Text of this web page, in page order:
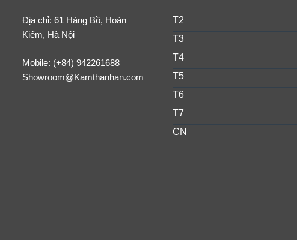
Địa chỉ: 61 Hàng Bồ, Hoàn
Kiếm, Hà Nội
Mobile: (+84) 942261688
Showroom@Kamthanhan.com
T2
T3
T4
T5
T6
T7
CN